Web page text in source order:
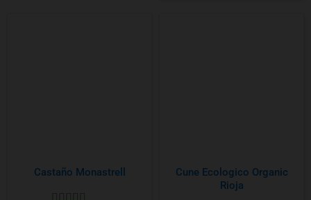
Castaño Monastrell
Cune Ecologico Organic
Rioja